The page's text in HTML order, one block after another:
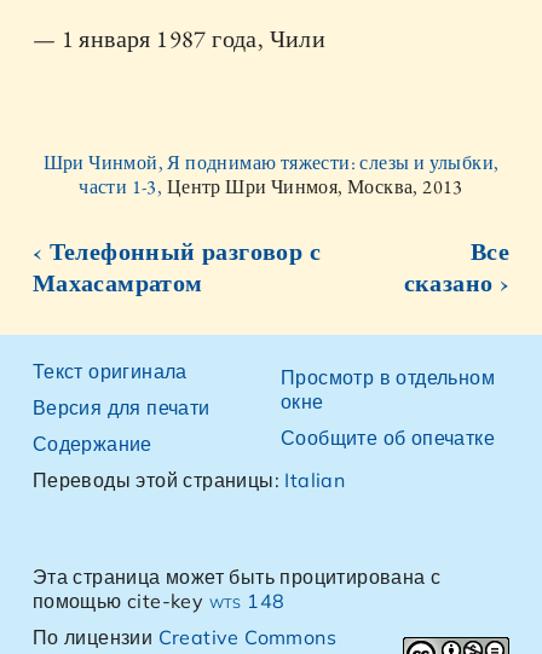
— 1 января 1987 года, Чили
Шри Чинмой, Я поднимаю тяжести: слезы и улыбки,
части 1-3, Центр Шри Чинмоя, Москва, 2013
‹ Телефонный разговор с
Махасамратом
Все
сказано ›
Текст оригинала
Версия для печати
Содержание
Просмотр в отдельном
окне
Сообщите об опечатке
Переводы этой страницы: Italian
Эта страница может быть процитирована с
помощью cite-key wts 148
По лицензии Creative Commons